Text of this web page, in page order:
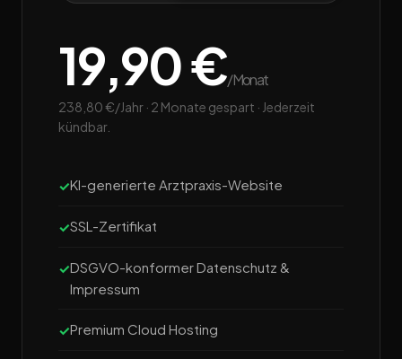
19,90 €/Monat
238,80 €/Jahr · 2 Monate gespart · Jederzeit
kündbar.
KI-generierte Arztpraxis-Website
SSL-Zertifikat
DSGVO-konformer Datenschutz &
Impressum
Premium Cloud Hosting